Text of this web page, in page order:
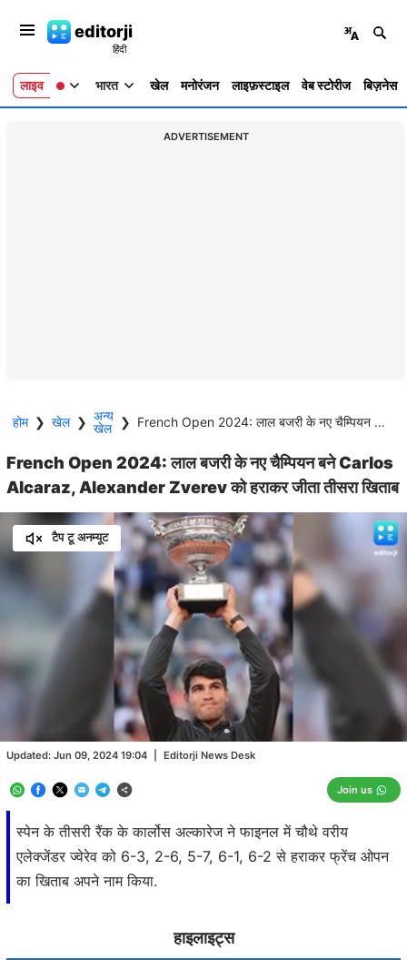
editorji
लाइव भारत खेल मनोरंजन लाइफ़स्टाइल वेब स्टोरीज बिज़नेस
ADVERTISEMENT
होम ❯ खेल ❯ अन्य
खेल
❯ French Open 2024: लाल बजरी के नए चैम्पियन बने Carlos Alcaraz, Alexander Zverev को हराकर जीता तीसरा खिताब
French Open 2024: लाल बजरी के नए चैम्पियन बने Carlos
Alcaraz, Alexander Zverev को हराकर जीता तीसरा खिताब
स्पेन के तीसरी रैंक के कार्लोस अल्कारेज ने फाइनल में चौथे वरीय
एलेक्जेंडर ज्वेरेव को 6-3, 2-6, 5-7, 6-1, 6-2 से हराकर फ्रेंच ओपन
का खिताब अपने नाम किया.
Updated: Jun 09, 2024 19:04 Editorji News Desk
Join us
टैप टू अनम्यूट
Unmute
Loaded
44.96%
हाइलाइट्स